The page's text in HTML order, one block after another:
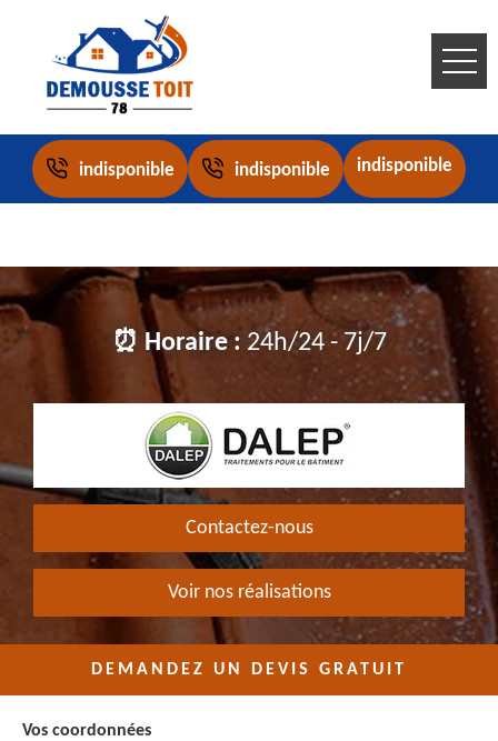
indisponible indisponible indisponible
⏰ Horaire : 24h/24 - 7j/7
Contactez-nous
Voir nos réalisations
DEMANDEZ UN DEVIS GRATUIT
Vos coordonnées